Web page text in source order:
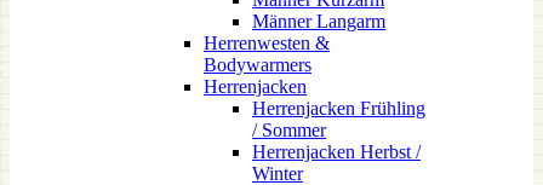
Männer Langarm
Herrenwesten &
Bodywarmers
Herrenjacken
Herrenjacken Frühling
/ Sommer
Herrenjacken Herbst /
Winter